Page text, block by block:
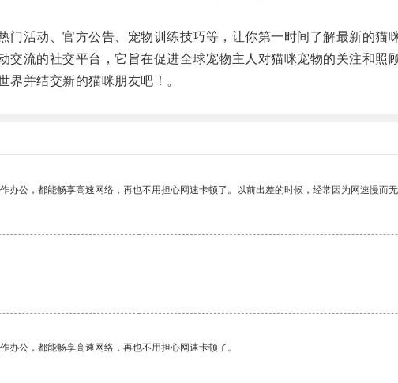
活动、官方公告、宠物训练技巧等，让你第一时间了解最新的猫咪
的社交平台，它旨在促进全球宠物主人对猫咪宠物的关注和照
并结交新的猫咪朋友吧！。
公，都能畅享高速网络，再也不用担心网速卡顿了。以前出差的时候，经常因为网速慢而
公，都能畅享高速网络，再也不用担心网速卡顿了。